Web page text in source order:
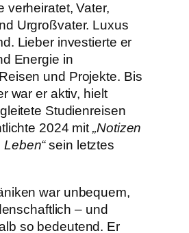
verheiratet, Vater,
Urgroßvater. Luxus
Lieber investierte er
Energie in
und Projekte. Bis
war er aktiv, hielt
Studienreisen
2024 mit„Notizen
sein letztes
war unbequem,
– und
so bedeutend. Er